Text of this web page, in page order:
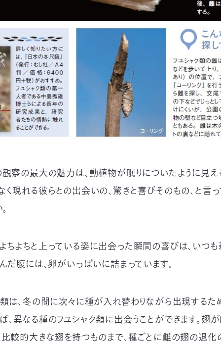
観察の最大の魅力は、動植物が眠りについたように見え
く現れる彼らとの出会いの、驚きと喜びそのもの、と言
ちよちと上っている姿に出会った瞬間の喜びは、いつ
だ腹には、卵がいっぱいに詰まっています。
類は、冬の間に次々に種が入れ替わりながら出現するた
、異なる種のフユシャク類に出会うことができます。翅
比較的大きな翅を持つものまで、種ごとに雌の翅の退